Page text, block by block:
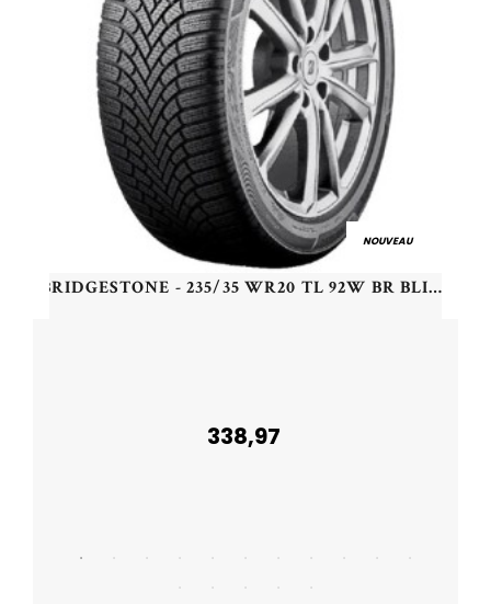
NOUVEAU
BRIDGESTONE - 235/35 WR20 TL 92W BR BLIZZAK 6 XL - 2353520 - CBB
338,97